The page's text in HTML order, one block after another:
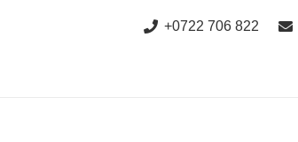
+0722 706 822